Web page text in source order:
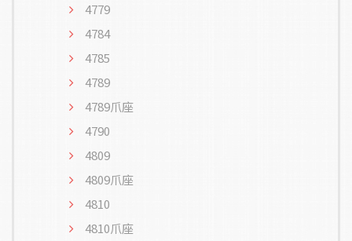
4779
4784
4785
4789
4789爪座
4790
4809
4809爪座
4810
4810爪座